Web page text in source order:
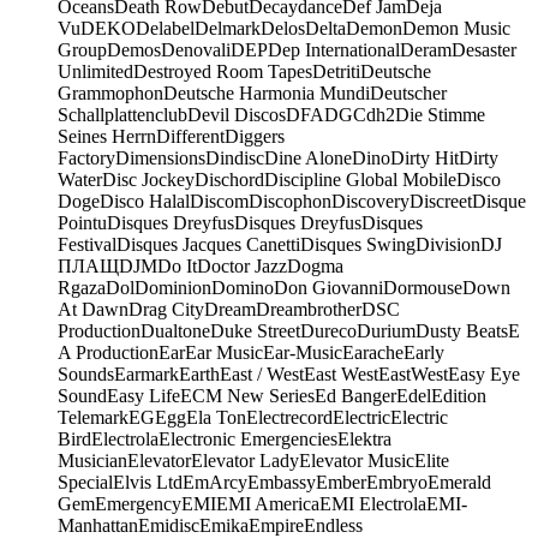
OceansDeath RowDebutDecaydanceDef JamDeja
VuDEKODelabelDelmarkDelosDeltaDemonDemon Music
GroupDemosDenovaliDEPDep InternationalDeramDesaster
UnlimitedDestroyed Room TapesDetritiDeutsche
GrammophonDeutsche Harmonia MundiDeutscher
SchallplattenclubDevil DiscosDFADGCdh2Die Stimme
Seines HerrnDifferentDiggers
FactoryDimensionsDindiscDine AloneDinoDirty HitDirty
WaterDisc JockeyDischordDiscipline Global MobileDisco
DogeDisco HalalDiscomDiscophonDiscoveryDiscreetDisque
PointuDisques DreyfusDisques DreyfusDisques
FestivalDisques Jacques CanettiDisques SwingDivisionDJ
ПЛАЩDJMDo ItDoctor JazzDogma
RgazaDolDominionDominoDon GiovanniDormouseDown
At DawnDrag CityDreamDreambrotherDSC
ProductionDualtoneDuke StreetDurecoDuriumDusty BeatsE
A ProductionEarEar MusicEar-MusicEaracheEarly
SoundsEarmarkEarthEast / WestEast WestEastWestEasy Eye
SoundEasy LifeECM New SeriesEd BangerEdelEdition
TelemarkEGEggEla TonElectrecordElectricElectric
BirdElectrolaElectronic EmergenciesElektra
MusicianElevatorElevator LadyElevator MusicElite
SpecialElvis LtdEmArcyEmbassyEmberEmbryoEmerald
GemEmergencyEMIEMI AmericaEMI ElectrolaEMI-
ManhattanEmidiscEmikaEmpireEndless